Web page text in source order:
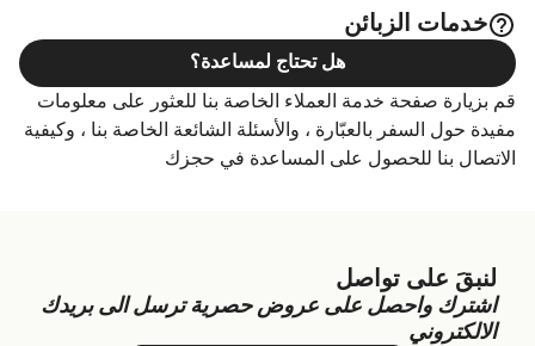
خدمات الزبائن
قم بزيارة صفحة خدمة العملاء الخاصة بنا للعثور على معلومات
مفيدة حول السفر بالعبّارة ، والأسئلة الشائعة الخاصة بنا ، وكيفية
الاتصال بنا للحصول على المساعدة في حجزك
هل تحتاج لمساعدة؟
لنبقَ على تواصل
اشترك واحصل على عروض حصرية ترسل الى بريدك
الالكتروني